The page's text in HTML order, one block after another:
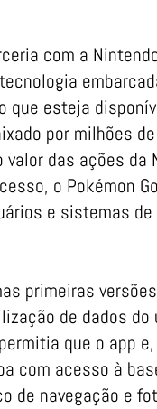
com a
que esteja
por milhões
das ações da
o Pokémon
e sistemas de
primeiras
de dados do
que o app
com acesso à
de navegação e